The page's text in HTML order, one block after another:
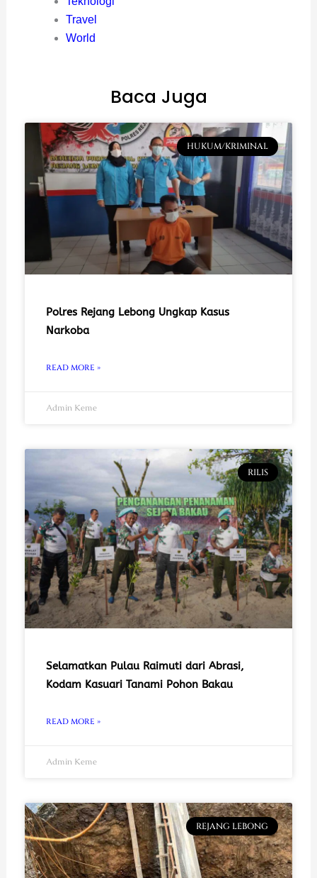
Travel
World
Baca Juga
HUKUM/KRIMINAL
Polres Rejang Lebong Ungkap Kasus
Narkoba
READ MORE »
Admin Keme
RILIS
Selamatkan Pulau Raimuti dari Abrasi,
Kodam Kasuari Tanami Pohon Bakau
READ MORE »
Admin Keme
REJANG LEBONG